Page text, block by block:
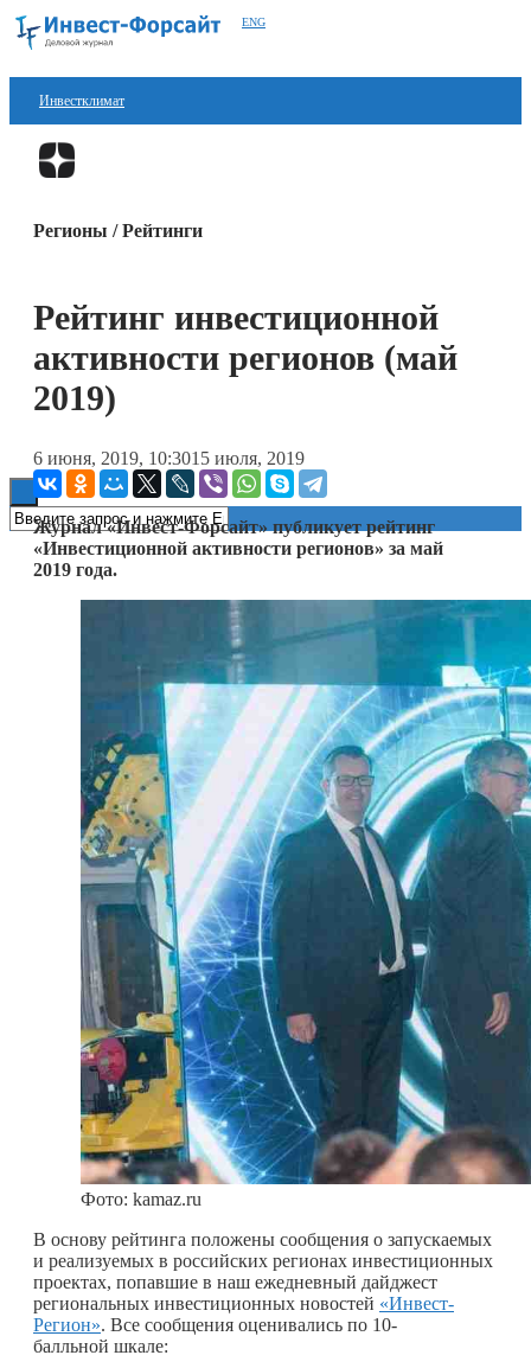
ENG
Инвестклимат
Финансы
ESG
Регионы / Рейтинги
Рейтинг инвестиционной
активности регионов (май
2019)
6 июня, 2019, 10:3015 июля, 2019
Журнал «Инвест-Форсайт» публикует рейтинг
«Инвестиционной активности регионов» за май
2019 года.
Фото: kamaz.ru
В основу рейтинга положены сообщения о запускаемых
и реализуемых в российских регионах инвестиционных
проектах, попавшие в наш ежедневный дайджест
региональных инвестиционных новостей «Инвест-
Регион». Все сообщения оценивались по 10-
балльной шкале: